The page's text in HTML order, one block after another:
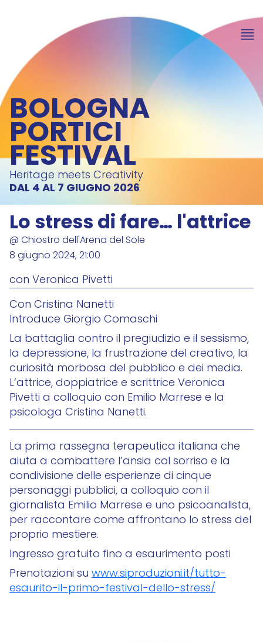
BOLOGNA
PORTICI
FESTIVAL
Heritage meets Creativity
DAL 4 AL 7 GIUGNO 2026
Lo stress di fare… l'attrice
@ Chiostro dell'Arena del Sole
8 giugno 2024, 21:00
con Veronica Pivetti
Con Cristina Nanetti
Introduce Giorgio Comaschi
La battaglia contro il pregiudizio e il sessismo,
la depressione, la frustrazione del creativo, la
curiosità morbosa del pubblico e dei media.
L’attrice, doppiatrice e scrittrice Veronica
Pivetti a colloquio con Emilio Marrese e la
psicologa Cristina Nanetti.
La prima rassegna terapeutica italiana che
aiuta a combattere l’ansia col sorriso e la
condivisione delle esperienze di cinque
personaggi pubblici, a colloquio con il
giornalista Emilio Marrese e uno psicoanalista,
per raccontare come affrontano lo stress del
proprio mestiere.
Ingresso gratuito fino a esaurimento posti
Prenotazioni su www.siproduzioni.it/tutto-
esaurito-il-primo-festival-dello-stress/